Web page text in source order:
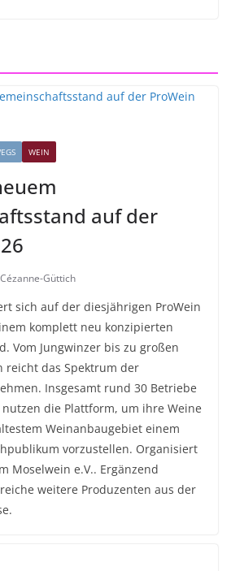
WEIN
auf der
Güttich
sich auf der diesjährigen ProWein
komplett neu konzipierten
Vom Jungwinzer bis zu großen
reicht das Spektrum der
Insgesamt rund 30 Betriebe
die Plattform, um ihre Weine
Weinanbaugebiet einem
vorzustellen. Organisiert
Moselwein e.V.. Ergänzend
weitere Produzenten aus der